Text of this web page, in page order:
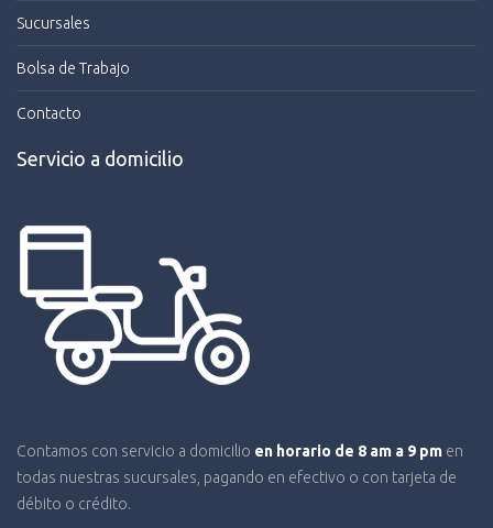
Sucursales
Bolsa de Trabajo
Contacto
Servicio a domicilio
Contamos con servicio a domicilio en horario de 8 am a 9 pm en
todas nuestras sucursales, pagando en efectivo o con tarjeta de
débito o crédito.